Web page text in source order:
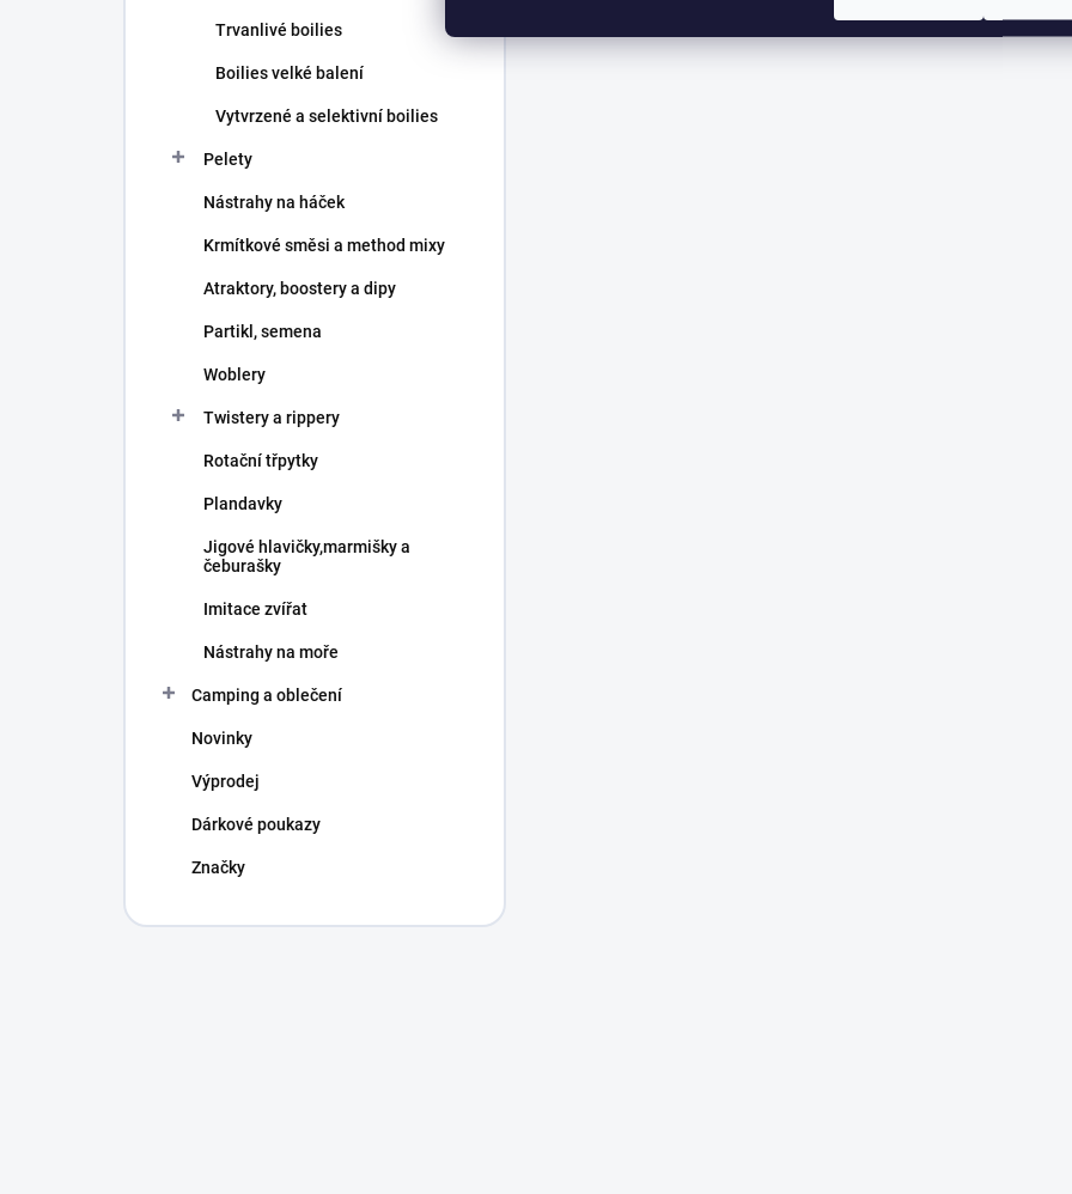
Trvanlivé boilies
Boilies velké balení
Vytvrzené a selektivní boilies
Pelety
Nástrahy na háček
Krmítkové směsi a method mixy
Atraktory, boostery a dipy
Partikl, semena
Woblery
Twistery a rippery
Rotační třpytky
Plandavky
Jigové hlavičky,marmišky a
čeburašky
Imitace zvířat
Nástrahy na moře
Camping a oblečení
Novinky
Výprodej
Dárkové poukazy
Značky